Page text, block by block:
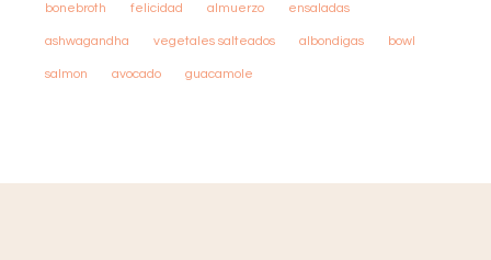
bonebroth felicidad almuerzo ensaladas
ashwagandha vegetales salteados albondigas bowl
salmon avocado guacamole